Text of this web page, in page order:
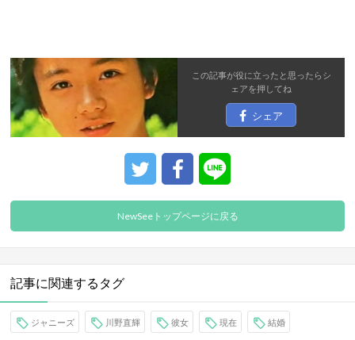
この記事が役に立ったと思ったらシ
ェアを押してね
シェア
NewSeeトップページに戻る
記事に関連するタグ
ジャニーズ 川野直輝 彼女 現在 結婚